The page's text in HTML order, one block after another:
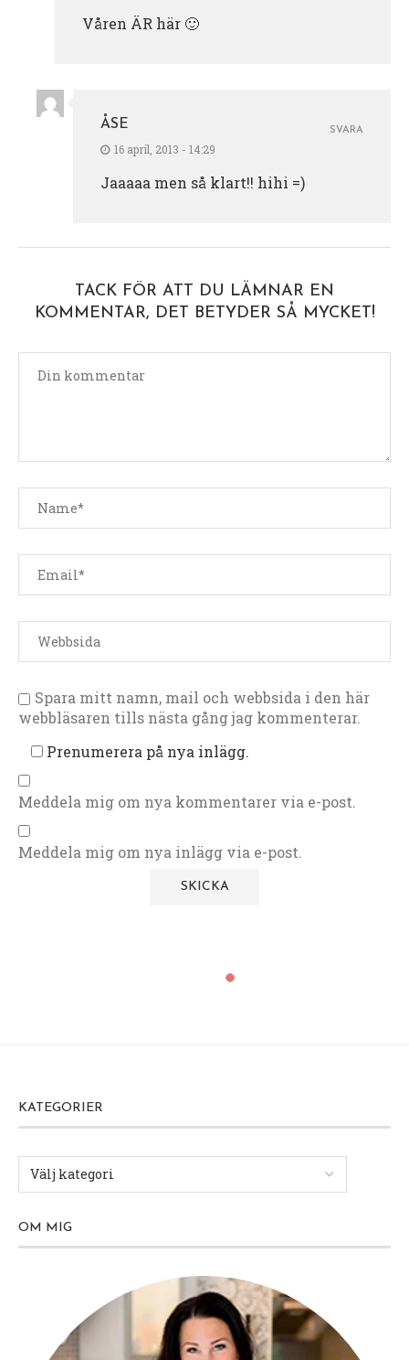
Våren ÄR här 🙂
ÅSE
16 april, 2013 - 14:29
Jaaaaa men så klart!! hihi =)
SVARA
TACK FÖR ATT DU LÄMNAR EN
KOMMENTAR, DET BETYDER SÅ MYCKET!
Spara mitt namn, mail och webbsida i den här
webbläsaren tills nästa gång jag kommenterar.
Prenumerera på nya inlägg.
Meddela mig om nya kommentarer via e-post.
Meddela mig om nya inlägg via e-post.
KATEGORIER
OM MIG